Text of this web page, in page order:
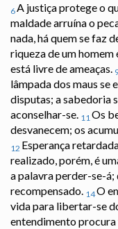
6A justiça protege o
maldade arruína o
nada, há quem se faz
riqueza de um homem
está livre de ameaças.
lâmpada dos maus se
disputas; a sabedoria
aconselhar-se. 11Os
desvanecem; os
12 Esperança
realizado, porém, é
a palavra perder-se-
recompensado. 14O
vida para libertar-se
entendimento